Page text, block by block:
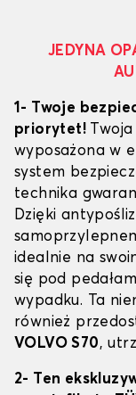
JEDYNA
1- Twoje
priorytet!
wyposażona w
system
technika
Dzięki
idealnie na
się pod
wypadku. Ta
również
VOLVO S70,
2- Ten